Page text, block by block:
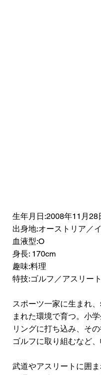
生年月日:2008年11月28
出身地:オーストリア／
血液型:O
身長: 170cm
趣味:料理
特技:ゴルフ／アスリー
スポーツ一家に生まれ
まれた環境で育つ。小
リングに打ち込み、そ
ゴルフに取り組むなど
武道やアスリートに囲